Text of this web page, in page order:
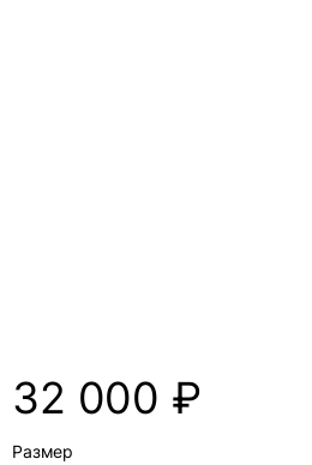
32 000 ₽
Размер